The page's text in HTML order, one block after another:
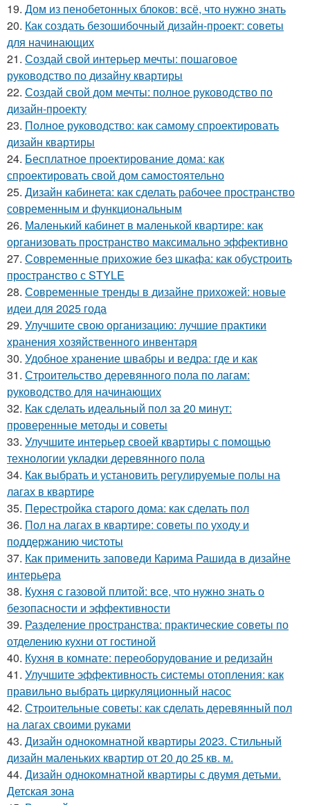
19. Дом из пенобетонных блоков: всё, что нужно знать
20. Как создать безошибочный дизайн-проект: советы
для начинающих
21. Создай свой интерьер мечты: пошаговое
руководство по дизайну квартиры
22. Создай свой дом мечты: полное руководство по
дизайн-проекту
23. Полное руководство: как самому спроектировать
дизайн квартиры
24. Бесплатное проектирование дома: как
спроектировать свой дом самостоятельно
25. Дизайн кабинета: как сделать рабочее пространство
современным и функциональным
26. Маленький кабинет в маленькой квартире: как
организовать пространство максимально эффективно
27. Современные прихожие без шкафа: как обустроить
пространство с STYLE
28. Современные тренды в дизайне прихожей: новые
идеи для 2025 года
29. Улучшите свою организацию: лучшие практики
хранения хозяйственного инвентаря
30. Удобное хранение швабры и ведра: где и как
31. Строительство деревянного пола по лагам:
руководство для начинающих
32. Как сделать идеальный пол за 20 минут:
проверенные методы и советы
33. Улучшите интерьер своей квартиры с помощью
технологии укладки деревянного пола
34. Как выбрать и установить регулируемые полы на
лагах в квартире
35. Перестройка старого дома: как сделать пол
36. Пол на лагах в квартире: советы по уходу и
поддержанию чистоты
37. Как применить заповеди Карима Рашида в дизайне
интерьера
38. Кухня с газовой плитой: все, что нужно знать о
безопасности и эффективности
39. Разделение пространства: практические советы по
отделению кухни от гостиной
40. Кухня в комнате: переоборудование и редизайн
41. Улучшите эффективность системы отопления: как
правильно выбрать циркуляционный насос
42. Строительные советы: как сделать деревянный пол
на лагах своими руками
43. Дизайн однокомнатной квартиры 2023. Стильный
дизайн маленьких квартир от 20 до 25 кв. м.
44. Дизайн однокомнатной квартиры с двумя детьми.
Детская зона